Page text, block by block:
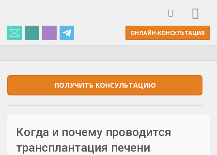
ОНЛАЙН-КОНСУЛЬТАЦИЯ
ПОЛУЧИТЬ КОНСУЛЬТАЦИЮ
Когда и почему проводится
трансплантация печени